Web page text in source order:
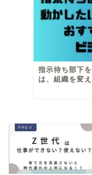
指示待ち部下
は、組織を変